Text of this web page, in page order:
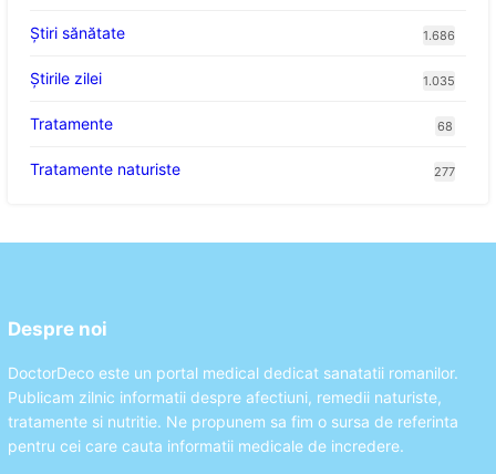
Ştiri sănătate 1.686
Știrile zilei 1.035
Tratamente 68
Tratamente naturiste 277
Despre noi
DoctorDeco este un portal medical dedicat sanatatii romanilor.
Publicam zilnic informatii despre afectiuni, remedii naturiste,
tratamente si nutritie. Ne propunem sa fim o sursa de referinta
pentru cei care cauta informatii medicale de incredere.